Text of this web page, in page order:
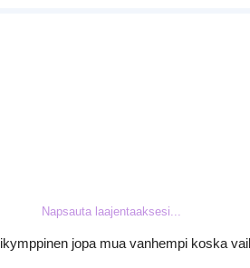
Napsauta laajentaaksesi...
jopa mua vanhempi koska